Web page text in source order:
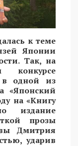
к теме
Японии
Так, на
конкурсе
в одной из
«Японский
на «Книгу
издание
прозы
Дмитрия
ударив